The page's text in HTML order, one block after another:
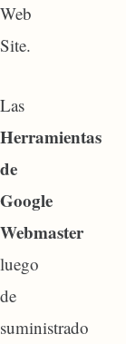
Web
Site.
Las
Herramientas
de
Google
Webmaster
luego
de
suministrado